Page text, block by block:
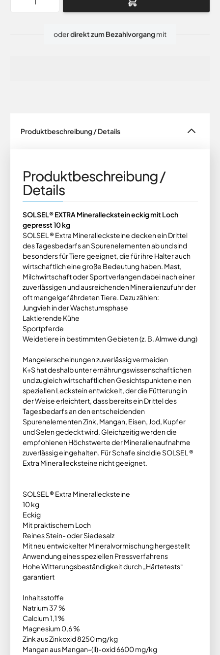
oderdirekt zum Bezahlvorgangmit
Produktbeschreibung / Details
Produktbeschreibung /
Details
SOLSEL® EXTRA Mineralleckstein eckig mit Loch
gepresst 10 kg
SOLSEL ® Extra Minerallecksteine decken ein Drittel
des Tagesbedarfs an Spurenelementen ab und sind
besonders für Tiere geeignet, die für ihre Halter auch
wirtschaftlich eine große Bedeutung haben. Mast,
Milchwirtschaft oder Sport verlangen dabei nach einer
zuverlässigen und ausreichenden Mineralienzufuhr der
oft mangelgefährdeten Tiere. Dazu zählen:
Jungvieh in der Wachstumsphase
Laktierende Kühe
Sportpferde
Weidetiere in bestimmten Gebieten (z. B. Almweidung)
Mangelerscheinungen zuverlässig vermeiden
K+S hat deshalb unter ernährungswissenschaftlichen
und zugleich wirtschaftlichen Gesichtspunkten einen
speziellen Leckstein entwickelt, der die Fütterung in
der Weise erleichtert, dass bereits ein Drittel des
Tagesbedarfs an den entscheidenden
Spurenelementen Zink, Mangan, Eisen, Jod, Kupfer
und Selen gedeckt wird. Gleichzeitig werden die
empfohlenen Höchstwerte der Mineralienaufnahme
zuverlässig eingehalten. Für Schafe sind die SOLSEL ®
Extra Minerallecksteine nicht geeignet.
SOLSEL ® Extra Minerallecksteine
10 kg
Eckig
Mit praktischem Loch
Reines Stein- oder Siedesalz
Mit neu entwickelter Mineralvormischung hergestellt
Anwendung eines speziellen Pressverfahrens
Hohe Witterungsbeständigkeit durch „Härtetests“
garantiert
Inhaltsstoffe
Natrium 37 %
Calcium 1,1 %
Magnesium 0,6 %
Zink aus Zinkoxid 8250 mg/kg
Mangan aus Mangan-(ll)-oxid 6600 mg/kg